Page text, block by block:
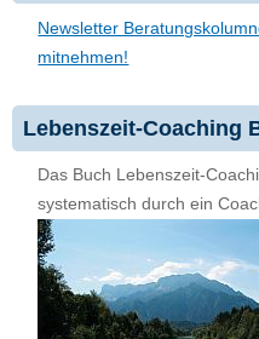
Newsletter
mitnehmen!
Lebenszeit-Coaching
Das Buch Lebenszeit-
systematisch durch ein